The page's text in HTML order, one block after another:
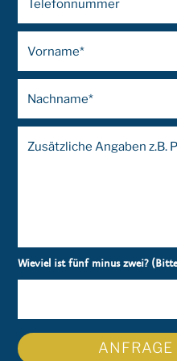
Wieviel ist fünf minus zwei?